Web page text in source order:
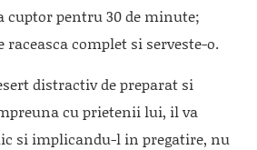
cuptor pentru 30 de minute;
raceasca complet si serveste-o.
distractiv de preparat si
cu prietenii lui, il va
si implicandu-l in pregatire, nu